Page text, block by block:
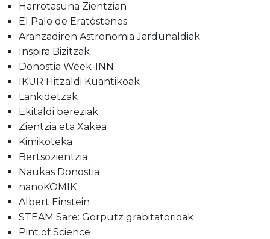
Harrotasuna Zientzian
El Palo de Eratóstenes
Aranzadiren Astronomia Jardunaldiak
Inspira Bizitzak
Donostia Week-INN
IKUR Hitzaldi Kuantikoak
Lankidetzak
Ekitaldi bereziak
Zientzia eta Xakea
Kimikoteka
Bertsozientzia
Naukas Donostia
nanoKOMIK
Albert Einstein
STEAM Sare: Gorputz grabitatorioak
Pint of Science